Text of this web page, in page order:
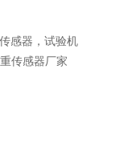
感器，试验机
传感器厂家